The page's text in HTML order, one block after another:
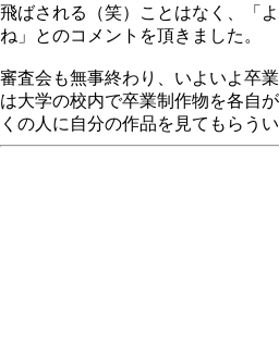
飛ばされる（笑）ことはなく、「
ね」とのコメントを頂きました。
審査会も無事終わり、いよいよ卒
は大学の校内で卒業制作物を各自
くの人に自分の作品を見てもらうい